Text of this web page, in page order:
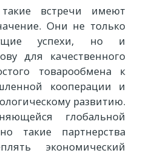
встречи имеют
Они не только
успехи, но и
для качественного
товарообмена к
кооперации и
развитию.
глобальной
такие партнерства
экономический